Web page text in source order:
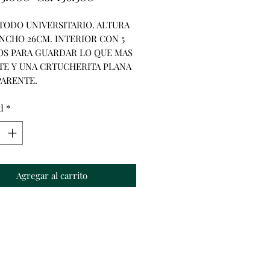
oferta
UNIVERSITARIO. ALTURA
26CM. INTERIOR CON 5
PARA GUARDAR LO QUE MAS
Y UNA CRTUCHERITA PLANA
*
Agregar al carrito